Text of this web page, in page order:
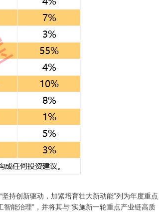
创新驱动，加紧培育壮大新动能”列为年度重点
智能治理”，并将其与“实施新一轮重点产业链高质